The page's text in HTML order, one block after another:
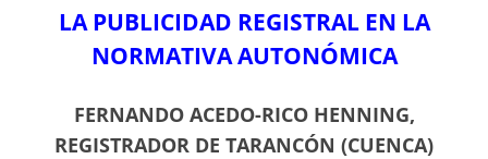
LA PUBLICIDAD REGISTRAL EN LA
NORMATIVA AUTONÓMICA
FERNANDO ACEDO-RICO HENNING,
REGISTRADOR DE TARANCÓN (CUENCA)